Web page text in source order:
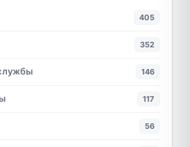
405
352
146
117
56